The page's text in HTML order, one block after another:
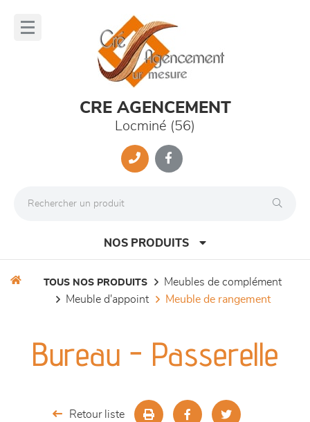
CRE AGENCEMENT
Locminé (56)
NOS PRODUITS
séjours
TOUS NOS PRODUITS
meubles de complément
meuble d'appoint
meuble de rangement
Bureau - Passerelle
Retour liste